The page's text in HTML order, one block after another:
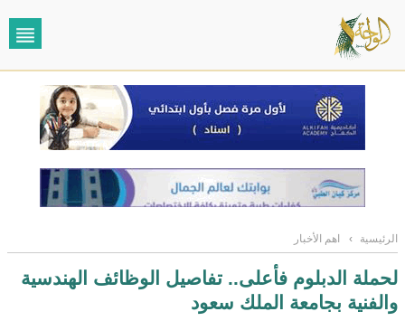
الرئيسية › اهم الأخبار
لحملة الدبلوم فأعلى.. تفاصيل الوظائف الهندسية
والفنية بجامعة الملك سعود